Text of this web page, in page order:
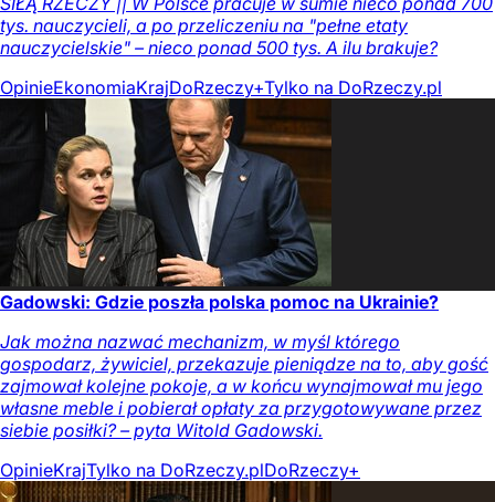
tys. nauczycieli, a po przeliczeniu na "pełne etaty
nauczycielskie" – nieco ponad 500 tys. A ilu brakuje?
OpinieEkonomiaKrajDoRzeczy+Tylko na DoRzeczy.pl
Gadowski: Gdzie poszła polska pomoc na Ukrainie?
Jak można nazwać mechanizm, w myśl którego
gospodarz, żywiciel, przekazuje pieniądze na to, aby gość
zajmował kolejne pokoje, a w końcu wynajmował mu jego
własne meble i pobierał opłaty za przygotowywane przez
siebie posiłki? – pyta Witold Gadowski.
OpinieKrajTylko na DoRzeczy.plDoRzeczy+